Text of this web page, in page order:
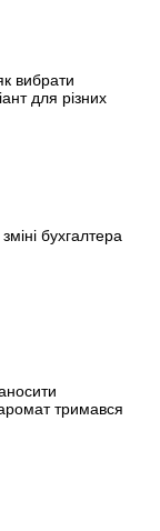
вибрати
для різних
бухгалтера
тримався